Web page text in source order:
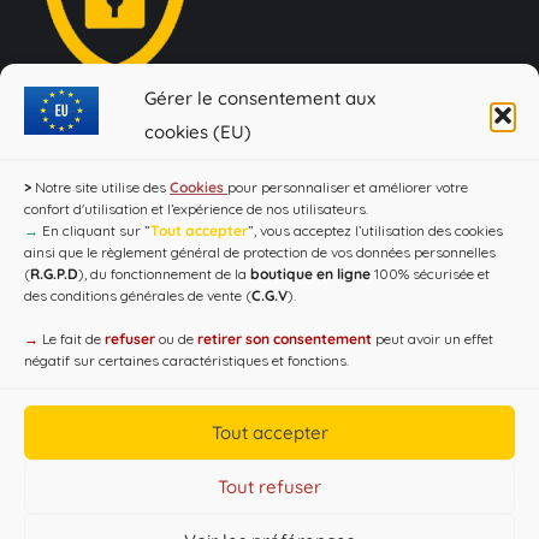
Gérer le consentement aux
cookies (EU)
> Notre site utilise des Cookies pour personnaliser et améliorer votre
confort d'utilisation et l’expérience de nos utilisateurs.
→ En cliquant sur ”Tout accepter”, vous acceptez l’utilisation des cookies
ainsi que le règlement général de protection de vos données personnelles
(R.G.P.D), du fonctionnement de la boutique en ligne 100% sécurisée et
des conditions générales de vente (C.G.V).
→ Le fait de refuser ou de retirer son consentement peut avoir un effet
négatif sur certaines caractéristiques et fonctions.
Tout accepter
Tout refuser
Loi Evin : "L'abus d'alcool est dangereux pour la santé, à
consommer avec modération !"
Designed byWEB3-DESIGN